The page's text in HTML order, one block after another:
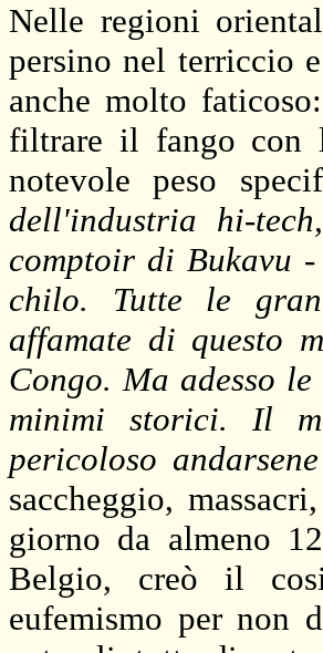
Nelle regioni
persino nel terriccio
anche molto
filtrare il fango con
notevole peso
dell'industria hi-
comptoir di Bukavu
chilo. Tutte le
affamate di questo
Congo. Ma adesso
minimi storici. Il
pericoloso
saccheggio,
giorno da almeno
Belgio, creò il
eufemismo per non